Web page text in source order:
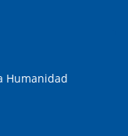
Humanidad